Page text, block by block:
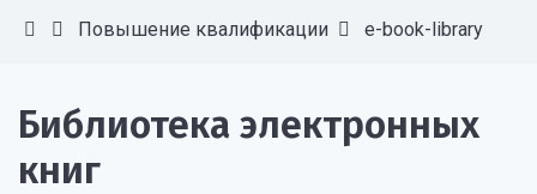
Повышение квалификации e-book-library
Библиотека электронных
книг